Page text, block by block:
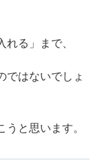
る」まで、
ではないでしょ
と思います。